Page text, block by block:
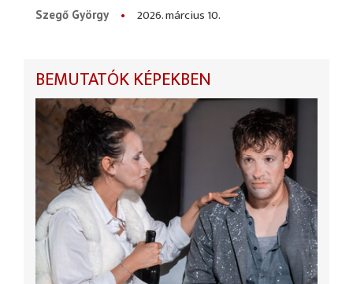
Szegő György
2026. március 10.
BEMUTATÓK KÉPEKBEN